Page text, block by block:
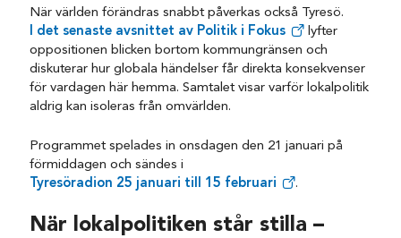
När världen förändras snabbt påverkas också Tyresö.
I det senaste avsnittet av Politik i Fokus
lyfter
oppositionen blicken bortom kommungränsen och
diskuterar hur globala händelser får direkta konsekvenser
för vardagen här hemma. Samtalet visar varför lokalpolitik
aldrig kan isoleras från omvärlden.
Programmet spelades in onsdagen den 21 januari på
förmiddagen och sändes i
Tyresöradion 25 januari till 15 februari
.
När lokalpolitiken står stilla –